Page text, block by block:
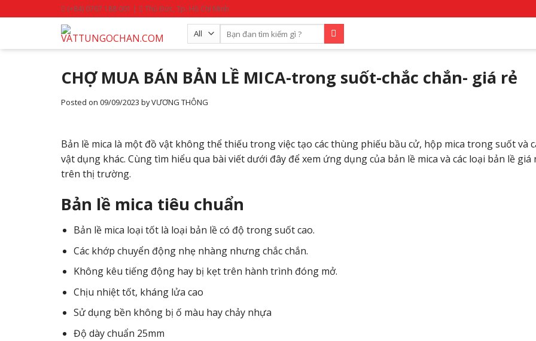
to
(+84) 0767 188 001 | Thủ Đức, Tp. Hồ Chí Minh
for:
CHỢ MUA BÁN BẢN LỀ MICA-trong suốt-chắc chắn- giá rẻ
Posted on 09/09/2023 byVƯƠNG THÔNG
Bản lề mica là một đồ vật không thể thiếu trong việc tạo các thùng phiếu bầu cử, hộp mica trong suốt và
vật dụng khác. Cùng tìm hiểu qua bài viết dưới đây để xem ứng dụng của bản lề mica và các loại bản lề giá
trên thị trường.
Bản lề mica tiêu chuẩn
Bản lề mica loại tốt là loại bản lề có độ trong suốt cao.
Các khớp chuyển động nhẹ nhàng nhưng chắc chắn.
Không kêu tiếng động hay bị kẹt trên hành trình đóng mở.
Chịu nhiệt tốt, kháng lửa cao
Sử dụng bền không bị ố màu hay chảy nhựa
Độ dày chuẩn 25mm